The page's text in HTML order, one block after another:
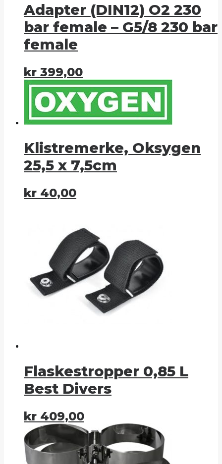
Adapter (DIN12) O2 230
bar female – G5/8 230 bar
female
kr 399,00
Klistremerke, Oksygen
25,5 x 7,5cm
kr 40,00
Flaskestropper 0,85 L
Best Divers
kr 409,00